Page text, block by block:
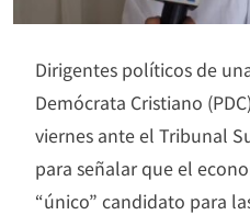
Dirigentes políticos de
Demócrata Cristiano
viernes ante el Tribunal
para señalar que el
“único” candidato para